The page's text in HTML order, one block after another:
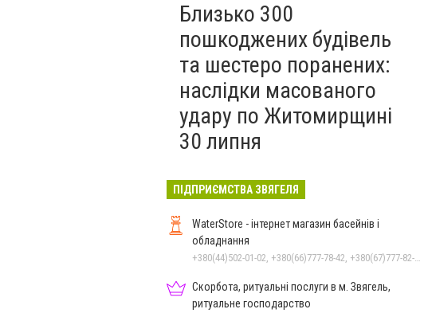
Близько 300
пошкоджених будівель
та шестеро поранених:
наслідки масованого
удару по Житомирщині
30 липня
ПІДПРИЄМСТВА ЗВЯГЕЛЯ
WaterStore - інтернет магазин басейнів і
обладнання
+380(44)502-01-02, +380(66)777-78-42, +380(67)777-82-19, +380(67)890-80-80, +380(73)890-80-80, +380(44)502-01-03
Скорбота, ритуальні послуги в м. Звягель,
ритуальне господарство